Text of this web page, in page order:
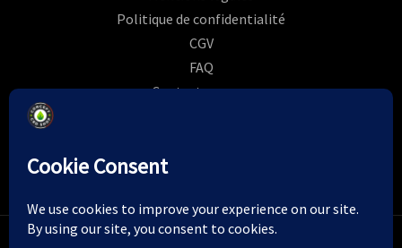
Politique de confidentialité
CGV
FAQ
Contactez-nous